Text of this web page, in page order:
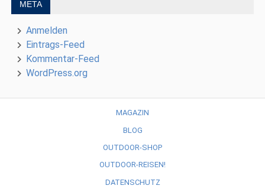
META
Anmelden
Eintrags-Feed
Kommentar-Feed
WordPress.org
MAGAZIN
BLOG
OUTDOOR-SHOP
OUTDOOR-REISEN!
DATENSCHUTZ